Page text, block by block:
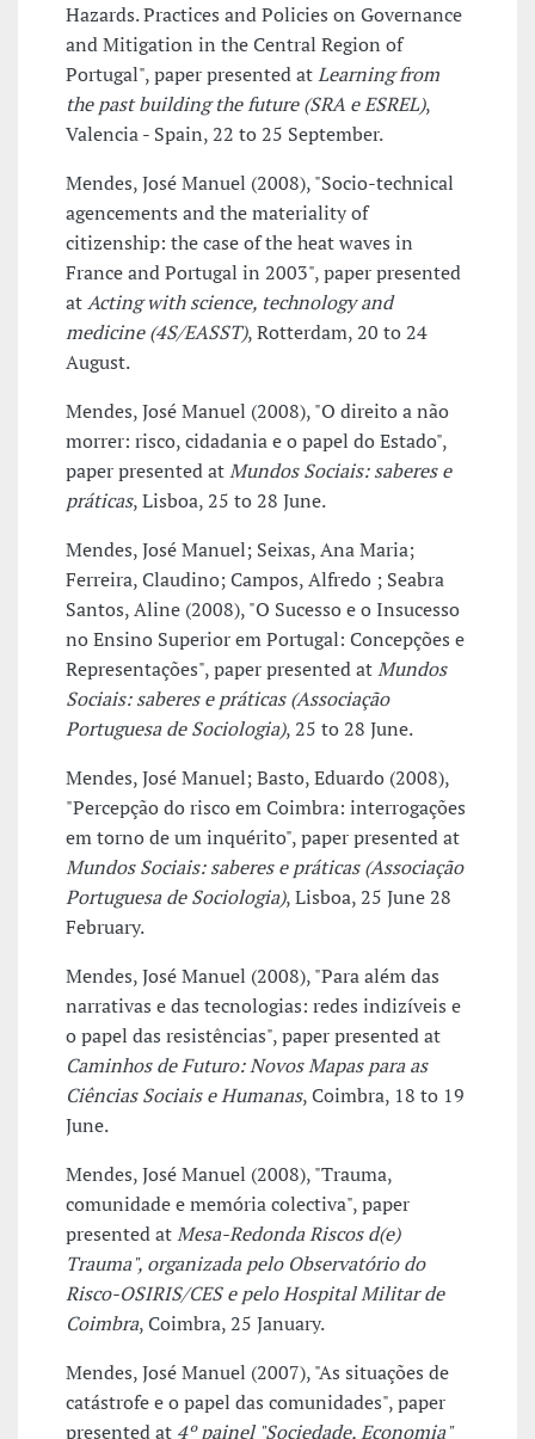
Hazards. Practices and Policies on Governance
and Mitigation in the Central Region of
Portugal", paper presented atLearning from
the past building the future (SRA e ESREL),
Valencia - Spain, 22 to 25 September.
Mendes, José Manuel (2008), "Socio-technical
agencements and the materiality of
citizenship: the case of the heat waves in
France and Portugal in 2003", paper presented
atActing with science, technology and
medicine (4S/EASST), Rotterdam, 20 to 24
August.
Mendes, José Manuel (2008), "O direito a não
morrer: risco, cidadania e o papel do Estado",
paper presented atMundos Sociais: saberes e
práticas, Lisboa, 25 to 28 June.
Mendes, José Manuel; Seixas, Ana Maria;
Ferreira, Claudino; Campos, Alfredo ; Seabra
Santos, Aline (2008), "O Sucesso e o Insucesso
no Ensino Superior em Portugal: Concepções e
Representações", paper presented atMundos
Sociais: saberes e práticas (Associação
Portuguesa de Sociologia), 25 to 28 June.
Mendes, José Manuel; Basto, Eduardo (2008),
"Percepção do risco em Coimbra: interrogações
em torno de um inquérito", paper presented at
Mundos Sociais: saberes e práticas (Associação
Portuguesa de Sociologia), Lisboa, 25 June 28
February.
Mendes, José Manuel (2008), "Para além das
narrativas e das tecnologias: redes indizíveis e
o papel das resistências", paper presented at
Caminhos de Futuro: Novos Mapas para as
Ciências Sociais e Humanas, Coimbra, 18 to 19
June.
Mendes, José Manuel (2008), "Trauma,
comunidade e memória colectiva", paper
presented atMesa-Redonda Riscos d(e)
Trauma", organizada pelo Observatório do
Risco-OSIRIS/CES e pelo Hospital Militar de
Coimbra, Coimbra, 25 January.
Mendes, José Manuel (2007), "As situações de
catástrofe e o papel das comunidades", paper
presented at 4º painel "Sociedade, Economia"